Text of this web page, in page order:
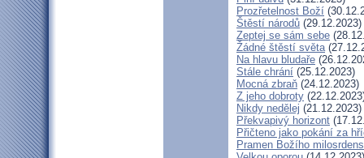
Prozřetelnost Boží
Štěstí národů (29.12.2023)
Zeptej se sám sebe
Žádné štěstí světa
Na hlavu bludaře
Stále chrání (25.12.2023)
Mocná zbraň (24.12.2023)
Z jeho dobroty
Nikdy nedělej (21.12.2023)
Překvapivý horizont
Přičteno jako pokání za
Pramen Božího